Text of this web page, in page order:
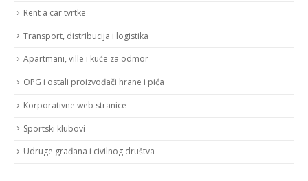
Rent a car tvrtke
Transport, distribucija i logistika
Apartmani, ville i kuće za odmor
OPG i ostali proizvođači hrane i pića
Korporativne web stranice
Sportski klubovi
Udruge građana i civilnog društva